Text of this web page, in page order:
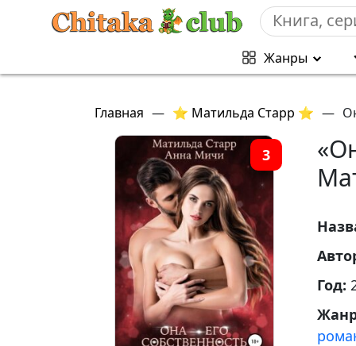
Жанры
Главная — ⭐ Матильда Старр ⭐ —
3
Год: